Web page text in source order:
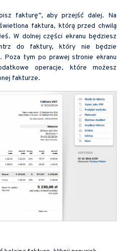
fakturę”, aby przejść dalej. Na
faktura, którą przed chwilą
W dolnej części ekranu będziesz
do faktury, który nie będzie
Poza tym po prawej stronie ekranu
operacje, które możesz
fakturze.